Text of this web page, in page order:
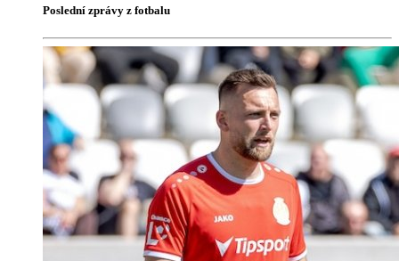
Poslední zprávy z fotbalu